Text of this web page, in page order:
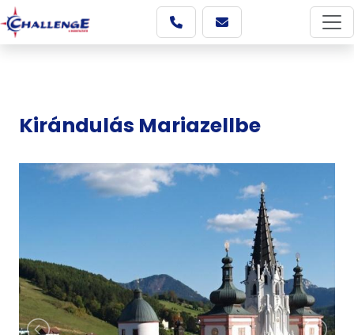
Kirándulás Mariazellbe
Képgaléria